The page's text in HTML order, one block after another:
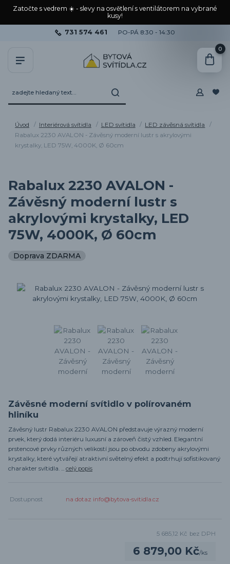
Zatočte s vedrem ☀️ - slevy na osvětlení s ventilátorem na vybrané
kusy!
731 574 461 PO-PÁ 8:30 - 14:30
0
Úvod Interiérová svítidla LED svítidla
LED závěsná svítidla
Rabalux 2230 AVALON - Závěsný moderní lustr s akrylovými
krystalky, LED 75W, 4000K, Ø 60cm
Rabalux 2230 AVALON -
Závěsný moderní lustr s
akrylovými krystalky, LED
75W, 4000K, Ø 60cm
Doprava ZDARMA
Závěsné moderní svítidlo v polírovaném
hliníku
Závěsný lustr Rabalux 2230 AVALON představuje výrazný moderní
prvek, který dodá interiéru luxusní a zároveň čistý vzhled. Elegantní
prstencové prvky různých velikostí jsou po obvodu zdobeny akrylovými
krystalky, které vytvářejí atraktivní světelný efekt a podtrhují sofistikovaný
charakter svítidla. ... celý popis
Dostupnost na dotaz info@bytova-svitidla.cz
6 879,00 Kč/ks
5 685,12 Kč bez DPH